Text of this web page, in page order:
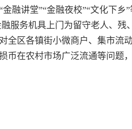
融讲堂”“金融夜校”“文化下
服务机具上门为留守老人、
全区各镇街小微商户、集市流
币在农村市场广泛流通等问题